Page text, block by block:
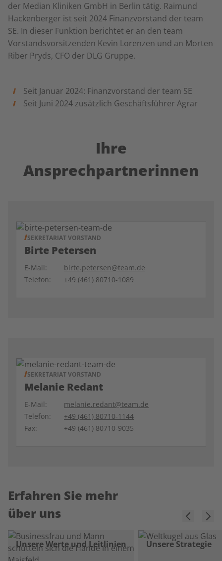
der Median Kliniken GmbH in Berlin tätig. Raimund
Hackenberger ist seit 2024 Finanzvorstand der team
SE. In dieser Funktion berichtet er an den team
Vorstandsvorsitzenden Kevin Lorenzen und an Morten
Riber Pryds, CFO der DLG Gruppe.
Seit Januar 2024: Finanzvorstand der team SE
Seit Juni 2024 zusätzlich Geschäftsführer Agrar
Ihre
Ansprechpartnerinnen
SEKRETARIAT VORSTAND
Birte Petersen
E-Mail:
birte.petersen@team.de
Telefon:
+49 (461) 80710-1089
SEKRETARIAT VORSTAND
Melanie Redant
E-Mail:
melanie.redant@team.de
Telefon:
+49 (461) 80710-1144
Fax:
+49 (461) 80710-9035
Erfahren Sie mehr
über uns
Unsere Werte und Leitlinien Unsere Strategie